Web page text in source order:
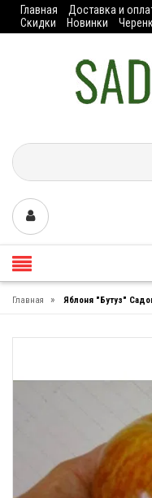
Главная Доставка и
Скидки
Новинки
Главная » Яблоня "Бутуз"